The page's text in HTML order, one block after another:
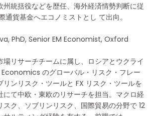
州統括役などを歴任、海外経済情勢判断に従
通貨基金へエコノミストとし て出向。
PhD, Senior EM Economist, Oxford
場リサーチチームに属し、ロシアとウクライ
のグローバル・リスク・フレー
リンリスク・ツールと FX リスク・ツールを
にて中欧・東欧のリサーチを担当。マクロ経
ク、ソブリンリスク、国際貿易の分野で 12